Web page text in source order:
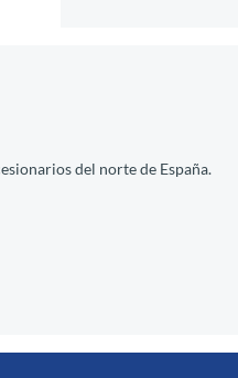
del norte de España.